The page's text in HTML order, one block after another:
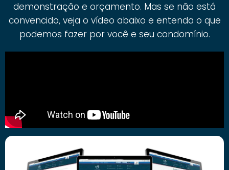
demonstração e orçamento. Mas se não está
convencido, veja o vídeo abaixo e entenda o que
podemos fazer por você e seu condomínio.